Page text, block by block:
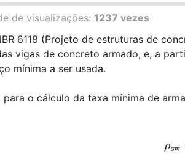
de visualizações: 1237 vezes
6118 (Projeto de estruturas de
vigas de concreto armado, e, a
mínima a ser usada.
para o cálculo da taxa mínima de